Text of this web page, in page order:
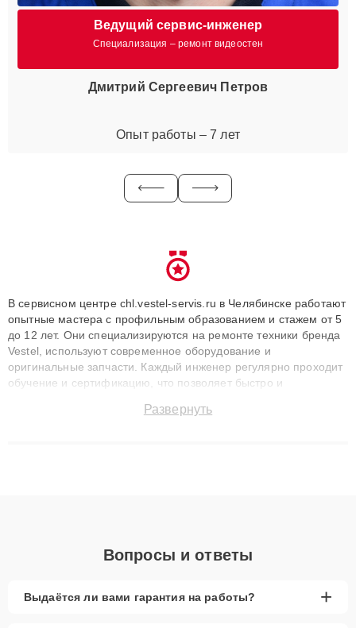
Ведущий сервис-инженер
Специализация – ремонт видеостен
Дмитрий Сергеевич Петров
Опыт работы – 7 лет
В сервисном центре chl.vestel-servis.ru в Челябинске работают
опытные мастера с профильным образованием и стажем от 5
до 12 лет. Они специализируются на ремонте техники бренда
Vestel, используют современное оборудование и
оригинальные запчасти. Каждый инженер регулярно проходит
обучение и сертификацию, что позволяет быстро и
сохранением гарантии до 3 лет. Наши мастера решают
Развернуть
Вопросы и ответы
Выдаётся ли вами гарантия на работы? +